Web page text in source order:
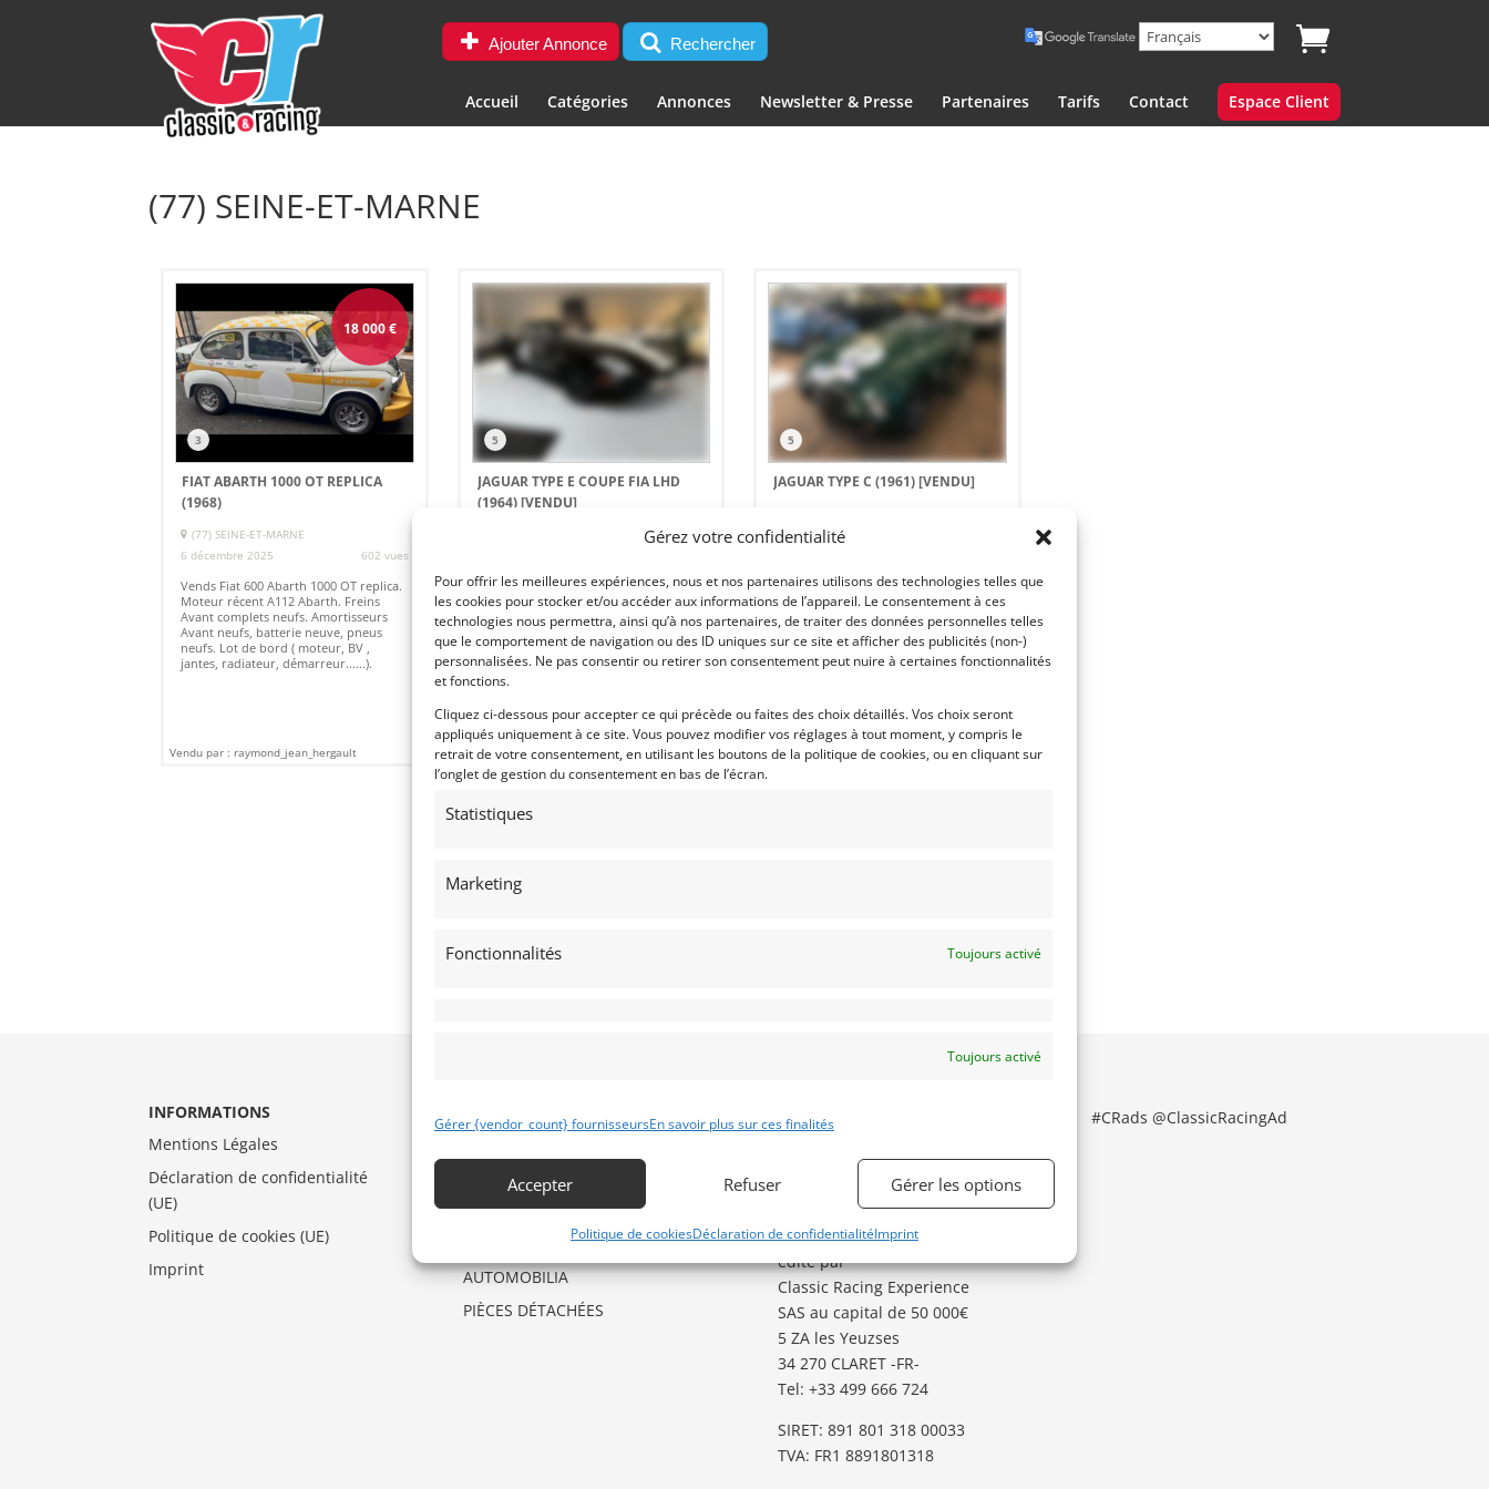
Gérez votre confidentialité
Pour offrir les meilleures expériences, nous et nos partenaires utilisons des technologies telles que
les cookies pour stocker et/ou accéder aux informations de l’appareil. Le consentement à ces
technologies nous permettra, ainsi qu’à nos partenaires, de traiter des données personnelles telles
que le comportement de navigation ou des ID uniques sur ce site et afficher des publicités (non-)
personnalisées. Ne pas consentir ou retirer son consentement peut nuire à certaines fonctionnalités
et fonctions.
Cliquez ci-dessous pour accepter ce qui précède ou faites des choix détaillés. Vos choix seront
appliqués uniquement à ce site. Vous pouvez modifier vos réglages à tout moment, y compris le
retrait de votre consentement, en utilisant les boutons de la politique de cookies, ou en cliquant sur
l’onglet de gestion du consentement en bas de l’écran.
Statistiques
Marketing
Fonctionnalités Toujours activé
Toujours activé
Gérer {vendor_count} fournisseursEn savoir plus sur ces finalités
Accepter Refuser Gérer les options
Politique de cookiesDéclaration de confidentialitéImprint
Ajouter Annonce Rechercher
Accueil Catégories Annonces Newsletter & Presse Partenaires Tarifs Contact Espace Client
(77) SEINE-ET-MARNE
18 000€
3
FIAT ABARTH 1000 OT REPLICA
(1968)
(77) SEINE-ET-MARNE
6 décembre 2025
602 vues
Vends Fiat 600 Abarth 1000 OT replica.
Moteur récent A112 Abarth. Freins
Avant complets neufs. Amortisseurs
Avant neufs, batterie neuve, pneus
neufs. Lot de bord ( moteur, BV ,
jantes, radiateur, démarreur......).
Vendu par : raymond_jean_hergault
5
JAGUAR TYPE E COUPE FIA LHD
(1964)[VENDU]
Vends Jaguar Type E FIA de 1964.
Palmarès. Rapide et fiable. Prête à
courir. PTH valide jusqu'en 2034. CG
Française. Enorme éligibilité !
Vendu par : Sébastien
5
JAGUAR TYPE C (1961)[VENDU]
27 novembre 2017
vitesse manuelle, Carte grise normale,
Contrôle technique OK, Très bon état
général.
Vendu par : 007
INFORMATIONS
Mentions Légales
Déclaration de confidentialité
(UE)
Politique de cookies (UE)
Imprint
DRAGSTER
MOTO
VENTES AUX ENCHERES
AUTOMOBILIA
PIÈCES DÉTACHÉES
Contactez notre service
Annonces
Classic Racing Annonces
édité par
Classic Racing Experience
SAS au capital de 50 000€
5 ZA les Yeuzses
34 270 CLARET -FR-
Tel: ‭+33 499 666 724‬
SIRET: 891 801 318 00033
TVA: FR1 8891801318
#CRads @ClassicRacingAd